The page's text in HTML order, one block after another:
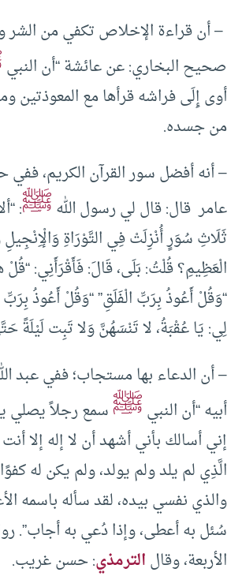
– أن قراءة الإخلاص تكفي من الشر
صحيح البخاري: عن عائشة “أن النبي
أوى إِلَى فراشه قرأها مع المعوذتين
من جسده.
– أنه أفضل سور القرآن الكريم،
عامر قال: قال لي رسول اللهﷺ:
ثَلَاثِ سُوَرٍ أُنْزِلَتْ فِي التَّوْرَاةِ وَالْإِنْجِيلِ
الْعَظِيمِ؟ قُلْتُ: بَلَى، قَالَ: فَأَقْرَأَنِي: “قُلْ
“وَقُلْ أَعُوذُ بِرَبِّ الْفَلَقِ” “وَقُلْ أَعُوذُ
لِي: يَا عُقْبَةُ، لا تَنْسَهُنَّ وَلا تَبِت لَيْلَةً
– أن الدعاء بها مستجاب؛ ففي عبد
أبيه “أن النبيﷺسمع رجلاً يصلي
إني أسالك بأني أشهد أن لا إله إلا
الَّذِي لم يلد ولم يولد، ولم يكن له
والذي نفسي بيده، لقد سأله باسمه
سُئل به أعطى، وإذا دُعي به أجاب”.
الأربعة، وقالالترمذي: حسن غريب.